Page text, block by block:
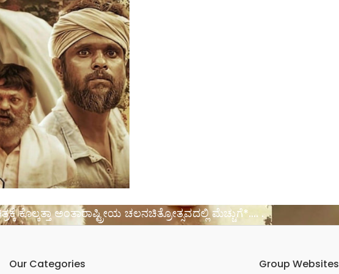
ಕೊಲ್ಕತ್ತಾ ಅಂತಾರಾಷ್ಟ್ರೀಯ ಚಲನಚಿತ್ರೋತ್ಸವದಲ್ಲಿ ಮೆಚ್ಚುಗೆ*…. .
Our Categories Group Websites